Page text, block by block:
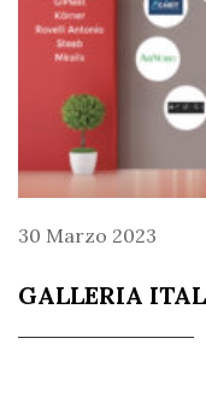
30 Marzo 2023
GALLERIA